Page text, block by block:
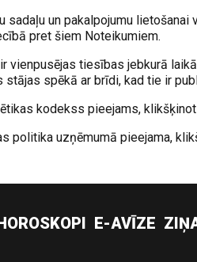
sadaļu un pakalpojumu
pret šiem Noteikumiem.
vienpusējas tiesības jebkurā
stājas spēkā ar brīdi, kad tie ir
kodekss pieejams, klikšķinot
politika uzņēmumā pieejama,
E-AVĪZE